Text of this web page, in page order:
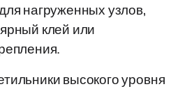
нагруженных узлов,
клей или
высокого уровня